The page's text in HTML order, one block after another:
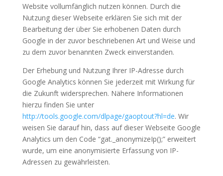
Website vollumfänglich nutzen können. Durch die
Nutzung dieser Webseite erklären Sie sich mit der
Bearbeitung der über Sie erhobenen Daten durch
Google in der zuvor beschriebenen Art und Weise und
zu dem zuvor benannten Zweck einverstanden.
Der Erhebung und Nutzung Ihrer IP-Adresse durch
Google Analytics können Sie jederzeit mit Wirkung für
die Zukunft widersprechen. Nähere Informationen
hierzu finden Sie unter
http://tools.google.com/dlpage/gaoptout?hl=de. Wir
weisen Sie darauf hin, dass auf dieser Webseite Google
Analytics um den Code “gat._anonymizeIp();” erweitert
wurde, um eine anonymisierte Erfassung von IP-
Adressen zu gewährleisten.